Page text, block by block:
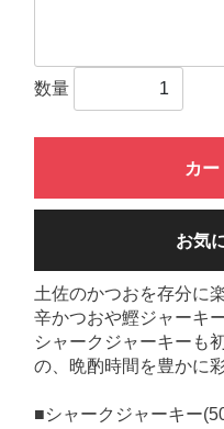
数量
カ
お気
土佐のかつおを存分に
辛かつおや鰹ジャーキ
シャークジャーキーも
の、晩酌時間を豊かに
■シャークジャーキー